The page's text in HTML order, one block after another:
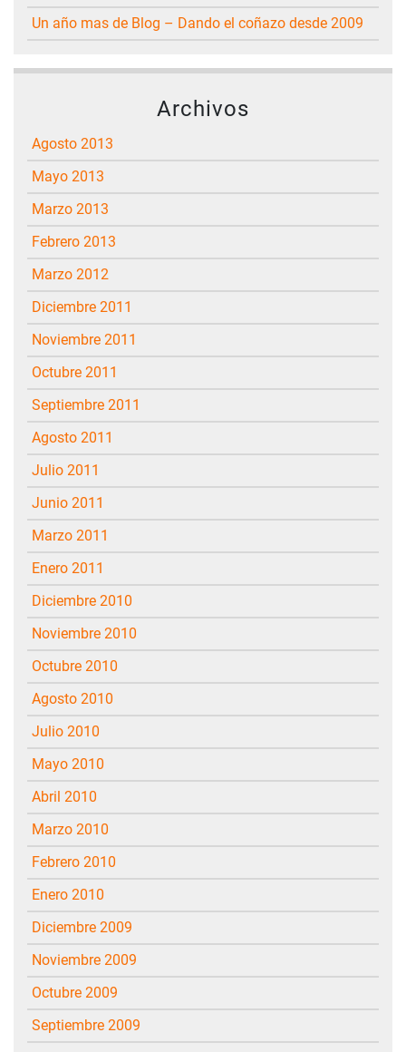
Un año mas de Blog – Dando el coñazo desde 2009
Archivos
agosto 2013
mayo 2013
marzo 2013
febrero 2013
marzo 2012
diciembre 2011
noviembre 2011
octubre 2011
septiembre 2011
agosto 2011
julio 2011
junio 2011
marzo 2011
enero 2011
diciembre 2010
noviembre 2010
octubre 2010
agosto 2010
julio 2010
mayo 2010
abril 2010
marzo 2010
febrero 2010
enero 2010
diciembre 2009
noviembre 2009
octubre 2009
septiembre 2009